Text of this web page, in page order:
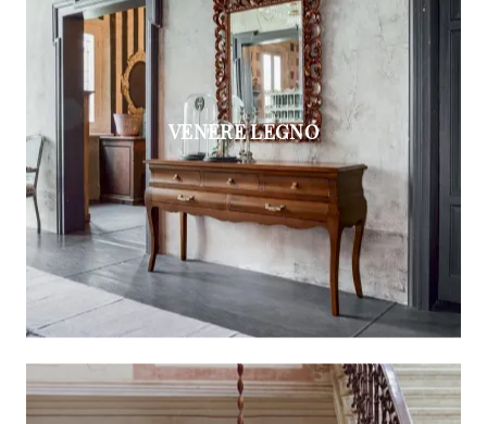
VENERE LEGNO